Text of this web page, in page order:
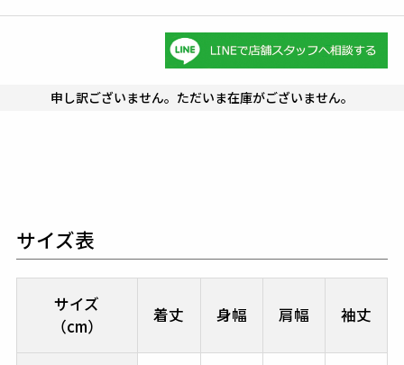
申し訳ございません。ただいま在庫がございません。
サイズ表
サイズ
（cm）
着丈 身幅 肩幅 袖丈